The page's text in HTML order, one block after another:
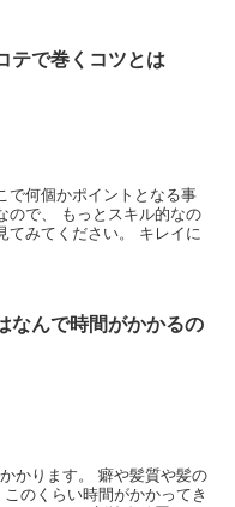
テで巻くコツとは
で何個かポイントとなる事
ので、 もっとスキル的なの
てみてください。 キレイに
なんで時間がかかるの
かります。 癖や髪質や髪の
のくらい時間がかかってき